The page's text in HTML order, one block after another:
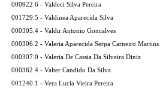
000922.6 - Valdeci Silva Pereira
001729.5 - Valdinea Aparecida Silva
000305.4 - Valdir Antonio Goncalves
000306.2 - Valeria Aparecida Serpa Carneiro Martins
000307.0 - Valeria De Cassia Da Silveira Diniz
000362.4 - Valter Candido Da Silva
001240.1 - Vera Lucia Vieira Pereira